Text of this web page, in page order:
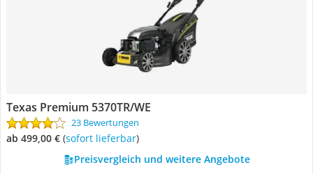
Texas Premium 5370TR/WE
23 Bewertungen
ab 499,00 € ( Sofort lieferbar)
Preisvergleich und weitere Angebote